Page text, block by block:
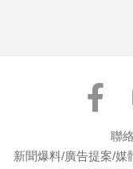
聯
新聞爆料/廣告提案/媒